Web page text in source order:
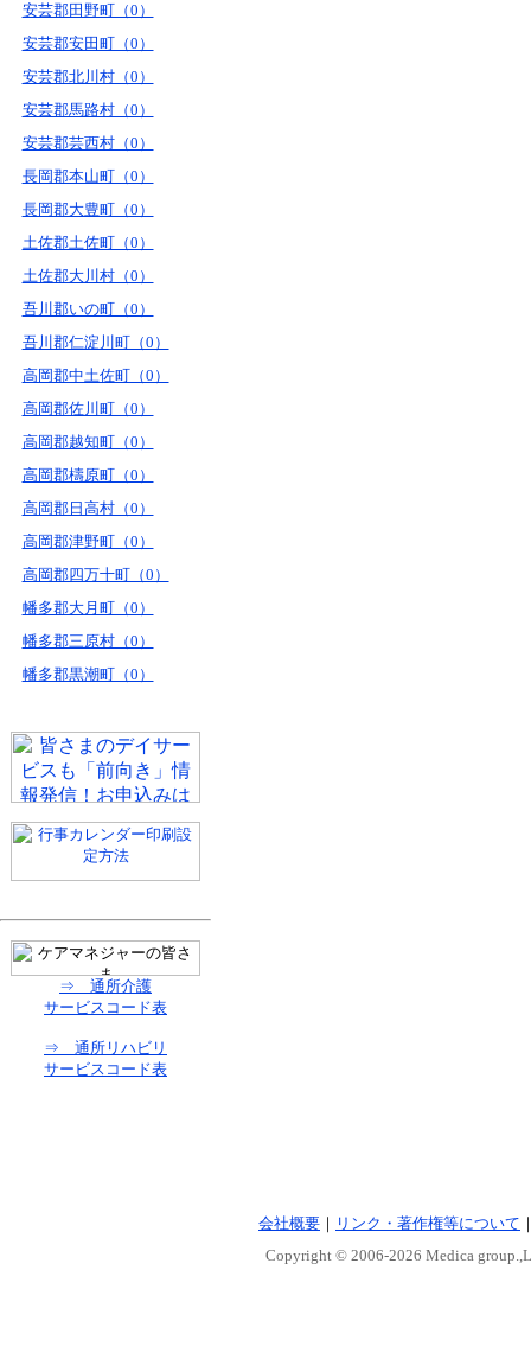
安芸郡田野町（0）
安芸郡安田町（0）
安芸郡北川村（0）
安芸郡馬路村（0）
安芸郡芸西村（0）
長岡郡本山町（0）
長岡郡大豊町（0）
土佐郡土佐町（0）
土佐郡大川村（0）
吾川郡いの町（0）
吾川郡仁淀川町（0）
高岡郡中土佐町（0）
高岡郡佐川町（0）
高岡郡越知町（0）
高岡郡檮原町（0）
高岡郡日高村（0）
高岡郡津野町（0）
高岡郡四万十町（0）
幡多郡大月町（0）
幡多郡三原村（0）
幡多郡黒潮町（0）
⇒ 通所介護
サービスコード表
⇒ 通所リハビリ
サービスコード表
会社概要 ｜ リンク・著作権等について
Copyright © 2006-2026 Medica